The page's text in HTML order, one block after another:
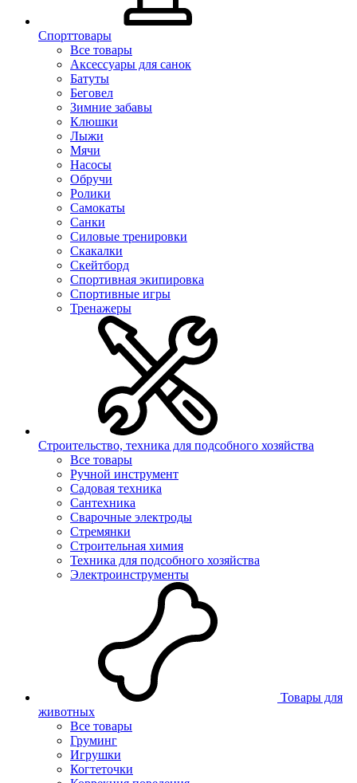
Спорттовары
Все товары
Аксессуары для санок
Батуты
Беговел
Зимние забавы
Клюшки
Лыжи
Мячи
Насосы
Обручи
Ролики
Самокаты
Санки
Силовые тренировки
Скакалки
Скейтборд
Спортивная экипировка
Спортивные игры
Тренажеры
Строительство, техника для подсобного хозяйства
Все товары
Ручной инструмент
Садовая техника
Сантехника
Сварочные электроды
Стремянки
Строительная химия
Техника для подсобного хозяйства
Электроинструменты
Товары для
животных
Все товары
Груминг
Игрушки
Когтеточки